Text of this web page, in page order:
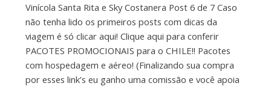
Vinícola Santa Rita e Sky Costanera Post 6 de 7 Caso
não tenha lido os primeiros posts com dicas da
viagem é só clicar aqui! Clique aqui para conferir
PACOTES PROMOCIONAIS para o CHILE!! Pacotes
com hospedagem e aéreo! (Finalizando sua compra
por esses link’s eu ganho uma comissão e você apoia